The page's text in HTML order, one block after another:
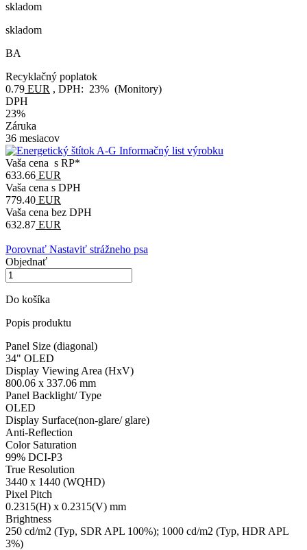
skladom
skladom
BA
Recyklačný poplatok
0.79 EUR , DPH: 23% (Monitory)
DPH
23%
Záruka
36 mesiacov
Informačný list výrobku
Vaša cena s RP*
633.66 EUR
Vaša cena s DPH
779.40 EUR
Vaša cena bez DPH
632.87 EUR
Porovnať Nastaviť strážneho psa
Objednať
Do košíka
Popis produktu
Panel Size (diagonal)
34" OLED
Display Viewing Area (HxV)
800.06 x 337.06 mm
Panel Backlight/ Type
OLED
Display Surface(non-glare/ glare)
Anti-Reflection
Color Saturation
99% DCI-P3
True Resolution
3440 x 1440 (WQHD)
Pixel Pitch
0.2315(H) x 0.2315(V) mm
Brightness
250 cd/m2 (Typ, SDR APL 100%); 1000 cd/m2 (Typ, HDR APL
3%)